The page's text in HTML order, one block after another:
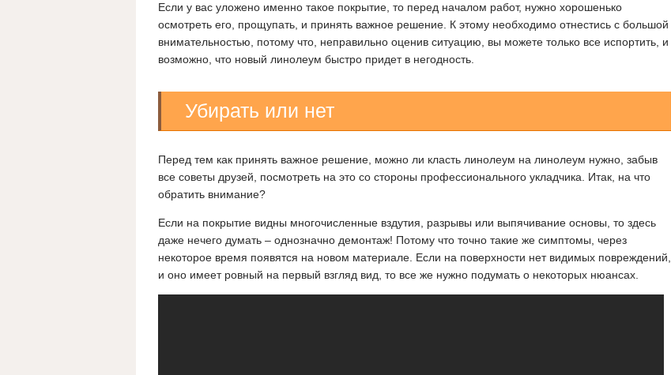
Если у вас уложено именно такое покрытие, то перед началом работ, нужно хорошенько
осмотреть его, прощупать, и принять важное решение. К этому необходимо отнестись с большой
внимательностью, потому что, неправильно оценив ситуацию, вы можете только все испортить, и
возможно, что новый линолеум быстро придет в негодность.
Убирать или нет
Перед тем как принять важное решение, можно ли класть линолеум на линолеум нужно, забыв
все советы друзей, посмотреть на это со стороны профессионального укладчика. Итак, на что
обратить внимание?
Если на покрытие видны многочисленные вздутия, разрывы или выпячивание основы, то здесь
даже нечего думать – однозначно демонтаж! Потому что точно такие же симптомы, через
некоторое время появятся на новом материале. Если на поверхности нет видимых повреждений,
и оно имеет ровный на первый взгляд вид, то все же нужно подумать о некоторых нюансах.